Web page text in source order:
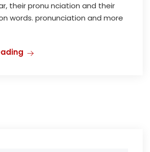
their pronu nciation and their
words. pronunciation and more